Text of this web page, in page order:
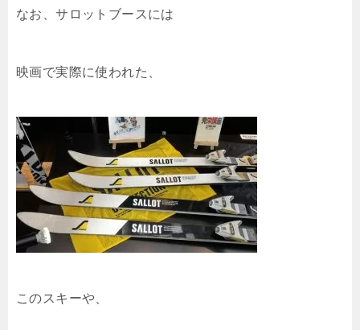
なお、サロットブースには
映画で実際に使われた、
このスキーや、